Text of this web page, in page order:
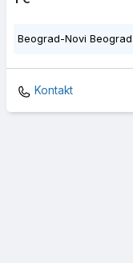
Beograd-Novi Beograd
Kontakt